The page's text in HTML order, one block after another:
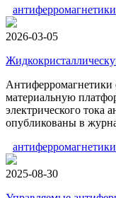
антиферромагнетики
2026-03-05
Антиферромагнетики
материальную
электрического тока
опубликованы в
антиферромагнетики
2025-08-30